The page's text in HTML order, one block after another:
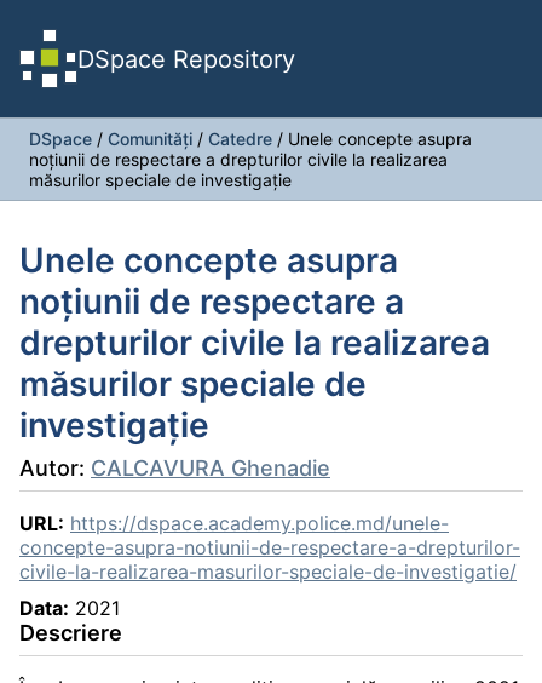
DSpace Repository
DSpace / Comunități / Catedre / Unele concepte asupra
noțiunii de respectare a drepturilor civile la realizarea
măsurilor speciale de investigație
Unele concepte asupra
noțiunii de respectare a
drepturilor civile la realizarea
măsurilor speciale de
investigație
Autor: CALCAVURA Ghenadie
URL: https://dspace.academy.police.md/unele-
concepte-asupra-notiunii-de-respectare-a-drepturilor-
civile-la-realizarea-masurilor-speciale-de-investigatie/
Data: 2021
Descriere